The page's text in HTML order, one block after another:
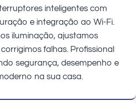
inteligentes com
e integração ao Wi-Fi.
iluminação, ajustamos
falhas. Profissional
segurança, desempenho e
na sua casa.